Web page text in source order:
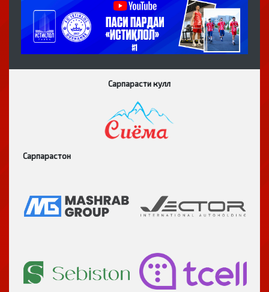
Сарпарасти кулл
Сарпарастон